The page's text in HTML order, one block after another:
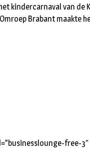
kindercarnaval van
Brabant maakte
free-